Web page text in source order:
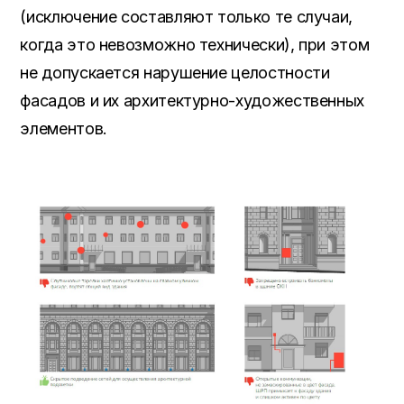
(исключение составляют только те случаи,
когда это невозможно технически), при этом
не допускается нарушение целостности
фасадов и их архитектурно-художественных
элементов.